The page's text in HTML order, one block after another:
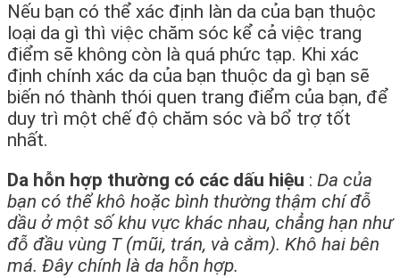
Nếu bạn có thể xác định làn da của bạn thuộc
loại da gì thì việc chăm sóc kể cả việc trang
điểm sẽ không còn là quá phức tạp. Khi xác
định chính xác da của bạn thuộc da gì bạn sẽ
biến nó thành thói quen trang điểm của bạn, để
duy trì một chế độ chăm sóc và bổ trợ tốt
nhất.
Da hỗn hợp thường có các dấu hiệu : Da của
bạn có thể khô hoặc bình thường thậm chí đỗ
dầu ở một số khu vực khác nhau, chẳng hạn như
đỗ đầu vùng T (mũi, trán, và cằm). Khô hai bên
má. Đây chính là da hỗn hợp.